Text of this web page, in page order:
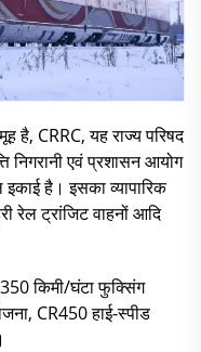
है, CRRC, यह राज्य परिषद
निगरानी एवं प्रशासन आयोग
इकाई है। इसका व्यापारिक
रेल ट्रांजिट वाहनों आदि
किमी/घंटा फुक्सिंग
CR450 हाई-स्पीड